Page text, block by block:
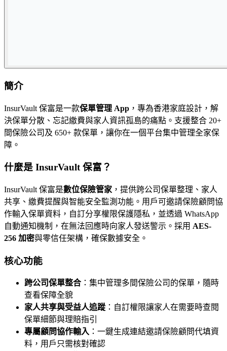
簡介
InsurVault 保富是一款保單管理 App ，專為香港家庭設計，解
決保單分散、忘記繳費與家人資訊孤島的痛點。支援整合 20+
間保險公司及 650+ 款保單，讓你在一個平台集中管理全家保
障。
什麼是 InsurVault 保富？
InsurVault 保富是數位保險管家 ，提供跨公司保單整理、家人
共享、繳費提醒與智能安全監測功能。用戶可邀請保險顧問協
作輸入保單資料，自訂分享權限保護隱私，並透過 WhatsApp
自動通知機制，在無法回應時向家人發送警示。採用 AES-
256 加密與零信任架構，確保數據安全。
核心功能
跨公司保單整合 ：集中管理多間保險公司的保單，隨時
查看保障全貌
家人共享與受益人追蹤 ：自訂權限讓家人在需要時查閱
保單細節與理賠指引
專屬顧問協作輸入 ：一鍵生成連結邀請保險顧問代填資
料，用戶只需核對確認